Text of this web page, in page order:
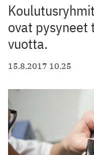
ovat pysyneet
vuotta.
15.8.2017 10.25